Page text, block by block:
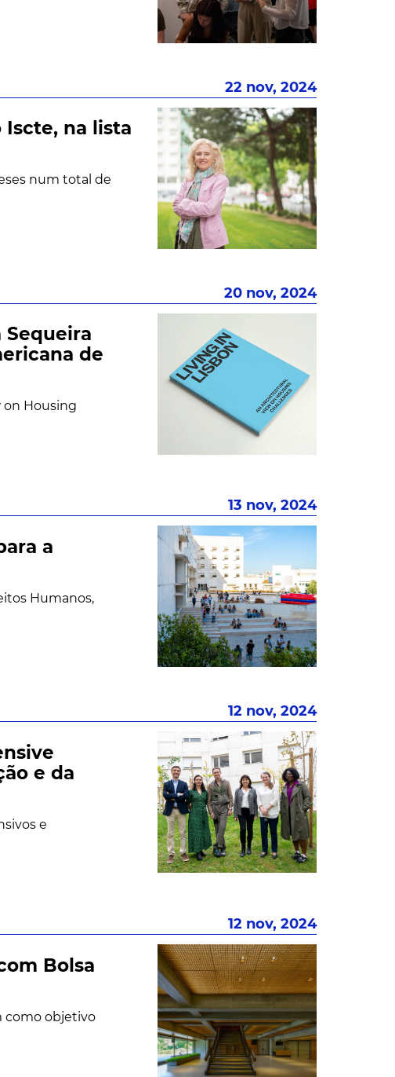
22 nov, 2024
na lista
num total de
20 nov, 2024
de
on Housing
13 nov, 2024
a
Humanos,
12 nov, 2024
e da
e
12 nov, 2024
Bolsa
como objetivo